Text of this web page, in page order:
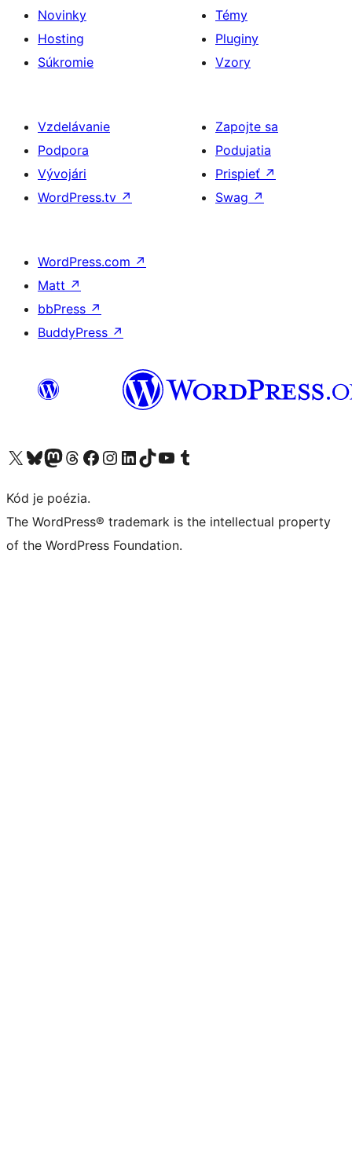
Novinky
Hosting
Súkromie
Témy
Pluginy
Vzory
Vzdelávanie
Podpora
Vývojári
WordPress.tv ↗
Zapojte sa
Podujatia
Prispieť ↗
Swag ↗
WordPress.com ↗
Matt ↗
bbPress ↗
BuddyPress ↗
Navštívte náš účet na X (predtým Twitter)
Navštívte náš účet na platforme Bluesky
Navštívte náš účet na Mastodone
Navštívte náš účet na platforme Threads
Navštívte našu stránku na Facebooku
Navštívte náš účet Instagram
Navštívte náš účet LinkedIn
Navštívte náš účet na platforme TikTok
Navštívte náš kanál YouTube
Navštívte náš účet na platforme Tumblr
Kód je poézia.
The WordPress® trademark is the intellectual property
of the WordPress Foundation.